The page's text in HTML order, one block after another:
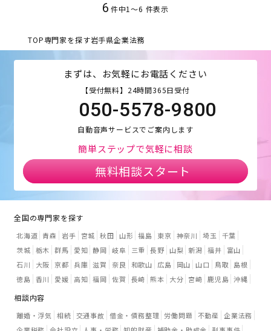
6 件中1〜6 件表示
TOP専門家を探す岩手県企業法務
まずは、お気軽にお電話ください
【受付無料】24時間365日受付
050-5578-9800
自動音声サービスでご案内します
簡単ステップで気軽に相談
無料相談スタート
全国の専門家を探す
北海道 青森 岩手 宮城 秋田 山形 福島 東京 神奈川 埼玉 千葉
茨城 栃木 群馬 愛知 静岡 岐阜 三重 長野 山梨 新潟 福井
富山
石川
大阪 京都 兵庫 滋賀 奈良 和歌山 広島 岡山 山口 鳥取
島根
徳島 香川 愛媛 高知 福岡 佐賀 長崎 熊本 大分 宮崎 鹿児島 沖縄
相談内容
離婚・浮気 相続 交通事故 借金・債務整理 労働問題 不動産 企業法務